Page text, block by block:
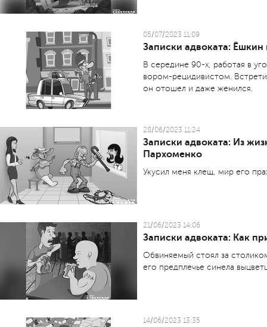
05/07/2023 11:09
Записки адвоката: Ёшкин
В середине 90-х, работая в
вором-рецидивистом.
он отошел и даже женился.
28/06/2023 11:24
Записки адвоката: Из
Пархоменко
Укусил меня клещ, мир его
21/06/2023 14:06
Записки адвоката: Как
Обвиняемый стоял за
его предплечье синела
14/06/2023 13:35